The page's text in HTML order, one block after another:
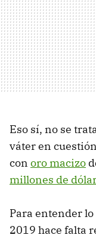
Eso sí, no se
váter en
con oro macizo
millones de
Para entender
2019 hace falta